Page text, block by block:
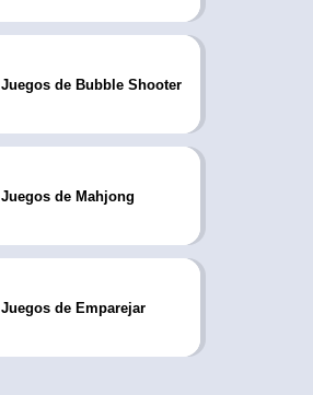
Juegos de Bubble Shooter
Juegos de Mahjong
Juegos de Emparejar